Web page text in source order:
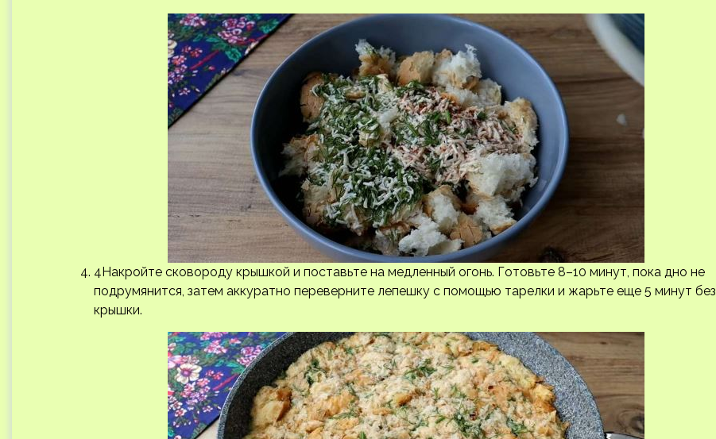
4Накройте сковороду крышкой и поставьте на медленный огонь. Готовьте 8–10 минут, пока дно не
подрумянится, затем аккуратно переверните лепешку с помощью тарелки и жарьте еще 5 минут без
крышки.